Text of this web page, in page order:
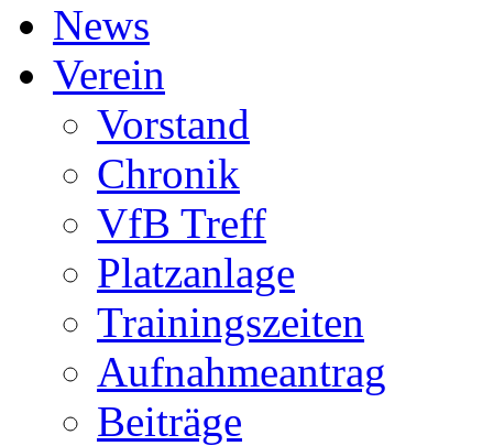
News
Verein
Vorstand
Chronik
VfB Treff
Platzanlage
Trainingszeiten
Aufnahmeantrag
Beiträge